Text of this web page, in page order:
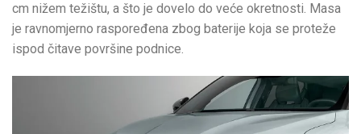
cm nižem težištu, a što je dovelo do veće okretnosti. Masa
je ravnomjerno raspoređena zbog baterije koja se proteže
ispod čitave površine podnice.